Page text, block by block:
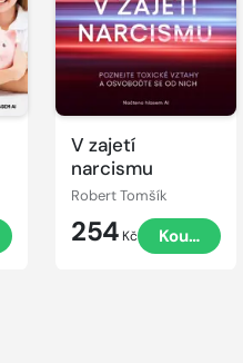
V zajetí
narcismu
Robert Tomšík
254 Kč Koupit